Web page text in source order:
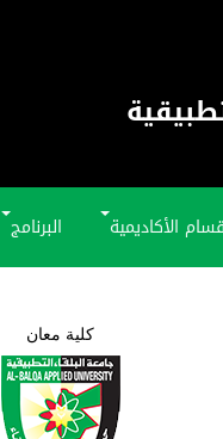
الأكاديمية البرنامج
كلية معان